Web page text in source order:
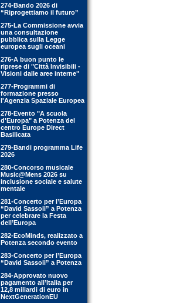
274-Bando 2026 di
“Riprogettiamo il futuro”
275-La Commissione avvia
una consultazione
pubblica sulla Legge
europea sugli oceani
276-A buon punto le
riprese di "Città Invisibili -
Visioni dalle aree interne"
277-Programmi di
formazione presso
l'Agenzia Spaziale Europea
278-Evento "A scuola
d'Europa" a Potenza del
centro Europe Direct
Basilicata
279-Bandi programma Life
2026
280-Concorso musicale
Music@Mens 2026 su
inclusione sociale e salute
mentale
281-Concerto per l’Europa
“David Sassoli” a Potenza
per celebrare la Festa
dell’Europa
282-EcoMinds, realizzato a
Potenza secondo evento
283-Concerto per l’Europa
“David Sassoli” a Potenza
284-Approvato nuovo
pagamento all’Italia per
12,8 miliardi di euro in
NextGenerationEU